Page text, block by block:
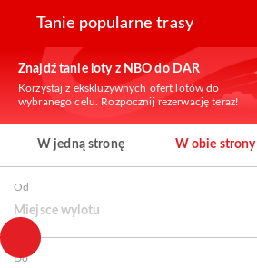
Tanie popularne trasy
Znajdź tanie loty z NBO do DAR
Korzystaj z ekskluzywnych ofert lotów do
wybranego celu. Rozpocznij rezerwację teraz!
W jedną stronę W obie strony
Od
Miejsce wylotu
Do